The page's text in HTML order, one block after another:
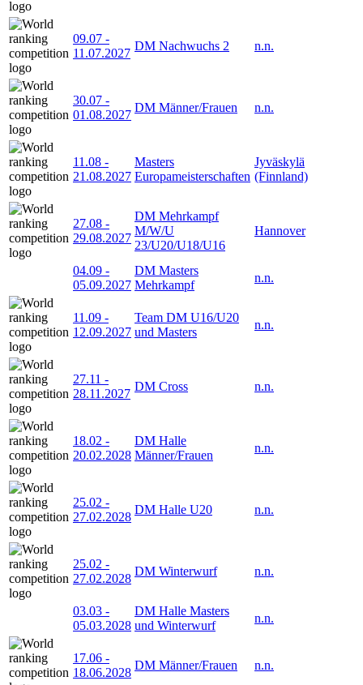
09.07 -
11.07.2027
DM Nachwuchs 2 n.n.
30.07 -
01.08.2027
DM Männer/Frauen n.n.
11.08 -
21.08.2027
Masters
Europameisterschaften
Jyväskylä
(Finnland)
27.08 -
29.08.2027
DM Mehrkampf
M/W/U
23/U20/U18/U16
Hannover
04.09 -
05.09.2027
DM Masters
Mehrkampf
n.n.
11.09 -
12.09.2027
Team DM U16/U20
und Masters
n.n.
27.11 -
28.11.2027
DM Cross n.n.
18.02 -
20.02.2028
DM Halle
Männer/Frauen
n.n.
25.02 -
27.02.2028
DM Halle U20 n.n.
25.02 -
27.02.2028
DM Winterwurf n.n.
03.03 -
05.03.2028
DM Halle Masters
und Winterwurf
n.n.
17.06 -
18.06.2028
DM Männer/Frauen n.n.